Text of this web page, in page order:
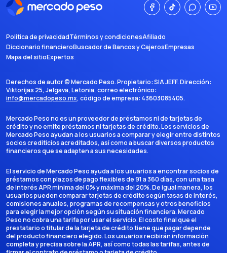
Política de privacidadTérminos y condicionesAfiliado
Diccionario financieroBuscador de Bancos y CajerosEmpresas
Mapa del sitioExpertos
Derechos de autor ©Mercado Peso. Propietario:SIA JEFF. Dirección:
Viktorijas 25, Jelgava, Letonia, correo electrónico:
info@mercadopeso.mx, código de empresa: 43603085405.
Mercado Peso no es un proveedor de préstamos ni de tarjetas de
crédito y no emite préstamos ni tarjetas de crédito. Los servicios de
Mercado Peso ayudan a los usuarios a comparar y elegir entre distintos
socios crediticios acreditados, así como a buscar diversos productos
financieros que se adapten a sus necesidades.
El servicio de Mercado Peso ayuda a los usuarios a encontrar socios de
préstamos con plazos de pago flexibles de 91 a 360 días, con una tasa
de interés APR mínima del 0% y máxima del 20%. De igual manera, los
usuarios pueden comparar tarjetas de crédito según tasas de interés,
comisiones anuales, programas de recompensas y otros beneficios
para elegir la mejor opción según su situación financiera. Mercado
Peso no cobra una tarifa por usar el servicio. El costo final que el
prestatario o titular de la tarjeta de crédito tiene que pagar depende
del producto financiero elegido. Los usuarios recibirán información
completa y precisa sobre la APR, así como todas las tarifas, antes de